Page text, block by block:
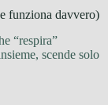
funziona davvero)
“respira”
scende solo